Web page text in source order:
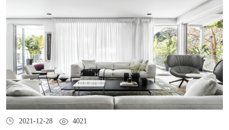
2021-12-28 4021